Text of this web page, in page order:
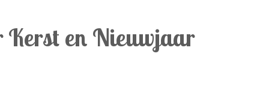
Kerst en Nieuwjaar